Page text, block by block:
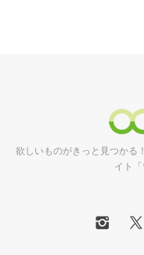
欲しいものがきっと見つかる
イト